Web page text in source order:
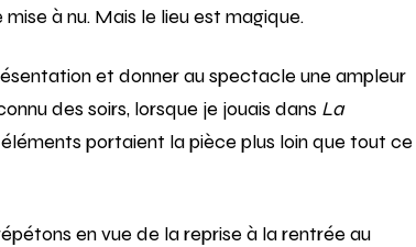
mise à nu. Mais le lieu est magique.
et donner au spectacle une ampleur
des soirs, lorsque je jouais dans La
portaient la pièce plus loin que tout ce
en vue de la reprise à la rentrée au